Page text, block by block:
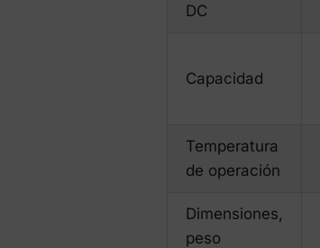
DC
Capacidad
Temperatura
de operación
Dimensiones,
peso